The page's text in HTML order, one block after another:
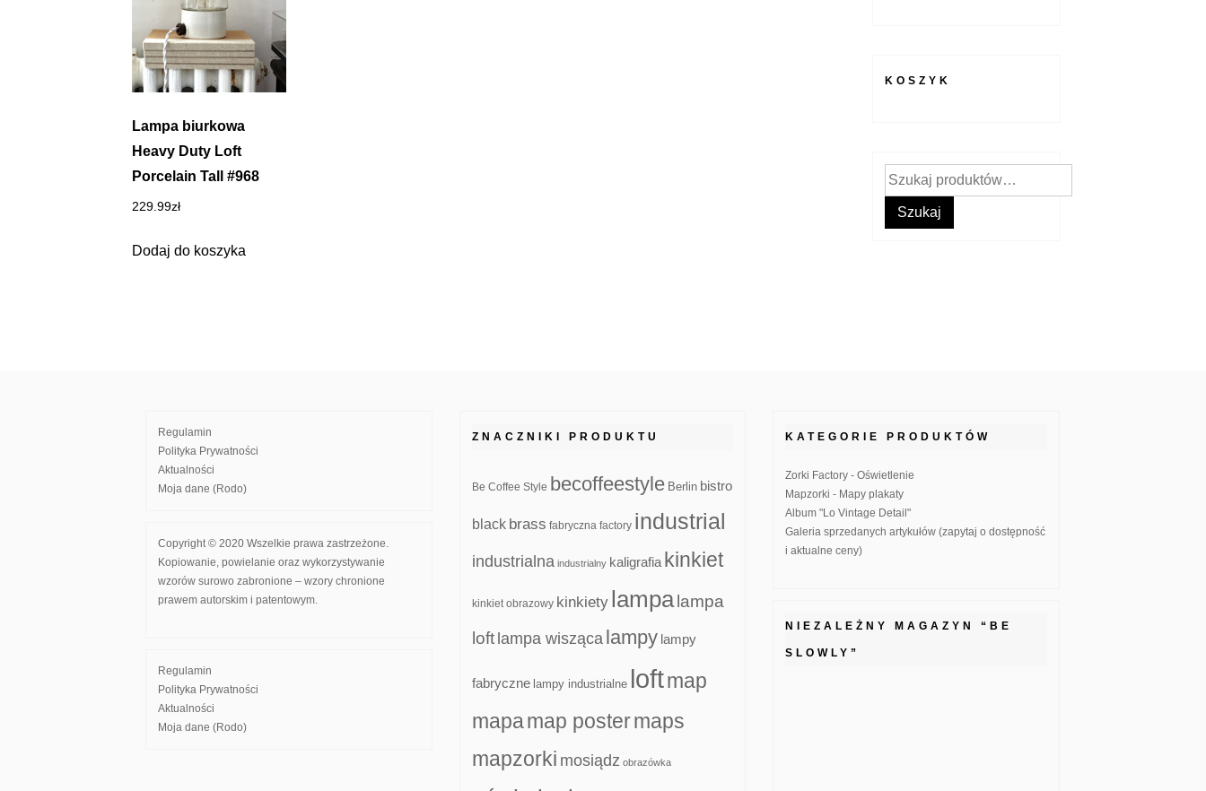
Lampa biurkowa
Heavy Duty Loft
Porcelain Tall #968
229.99zł
Dodaj do koszyka
KOSZYK
Szukaj:
Szukaj
Regulamin
Polityka Prywatności
Aktualności
Moja dane (Rodo)
Copyright © 2020 Wszelkie prawa zastrzeżone.
Kopiowanie, powielanie oraz wykorzystywanie
wzorów surowo zabronione – wzory chronione
prawem autorskim i patentowym.
Regulamin
Polityka Prywatności
Aktualności
Moja dane (Rodo)
ZNACZNIKI PRODUKTU
Be Coffee Style becoffeestyle Berlin bistro
black brass fabryczna factory industrial
industrialna industrialny kaligrafia kinkiet
kinkiet obrazowy kinkiety lampa lampa
loft lampa wisząca lampy lampy
fabryczne lampy industrialne loftmap
mapamap postermaps
mapzorki mosiądz obrazówka
KATEGORIE PRODUKTÓW
Zorki Factory - Oświetlenie
Mapzorki - Mapy plakaty
Album "Lo Vintage Detail"
Galeria sprzedanych artykułów (zapytaj o dostępność
i aktualne ceny)
NIEZALEŻNY MAGAZYN “BE
SLOWLY”